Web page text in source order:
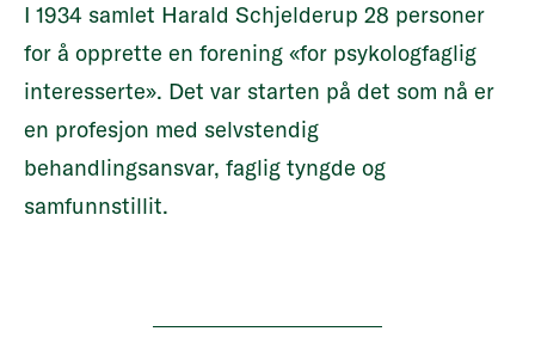
I 1934 samlet Harald Schjelderup 28 personer
for å opprette en forening «for psykologfaglig
interesserte». Det var starten på det som nå er
en profesjon med selvstendig
behandlingsansvar, faglig tyngde og
samfunnstillit.